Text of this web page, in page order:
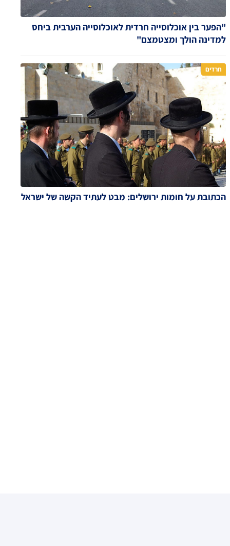
"הפער בין אוכלוסייה חרדית לאוכלוסייה הערבית ביחס
למדינה הולך ומצטמצם"
חרדים
הכתובת על חומות ירושלים: מבט לעתיד הקשה של ישראל